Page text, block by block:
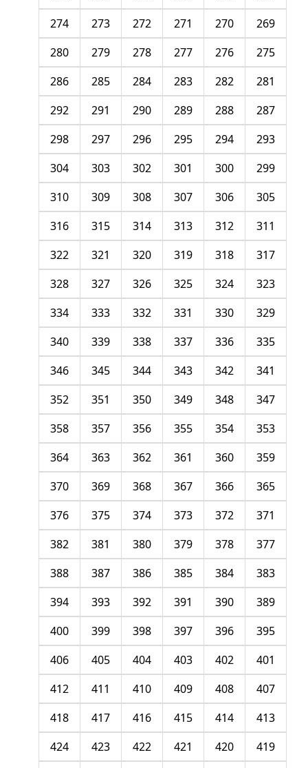
269
270
271
272
273
274
275
276
277
278
279
280
281
282
283
284
285
286
287
288
289
290
291
292
293
294
295
296
297
298
299
300
301
302
303
304
305
306
307
308
309
310
311
312
313
314
315
316
317
318
319
320
321
322
323
324
325
326
327
328
329
330
331
332
333
334
335
336
337
338
339
340
341
342
343
344
345
346
347
348
349
350
351
352
353
354
355
356
357
358
359
360
361
362
363
364
365
366
367
368
369
370
371
372
373
374
375
376
377
378
379
380
381
382
383
384
385
386
387
388
389
390
391
392
393
394
395
396
397
398
399
400
401
402
403
404
405
406
407
408
409
410
411
412
413
414
415
416
417
418
419
420
421
422
423
424